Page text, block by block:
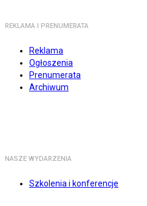
REKLAMA I PRENUMERATA
Reklama
Ogłoszenia
Prenumerata
Archiwum
NASZE WYDARZENIA
Szkolenia i konferencje